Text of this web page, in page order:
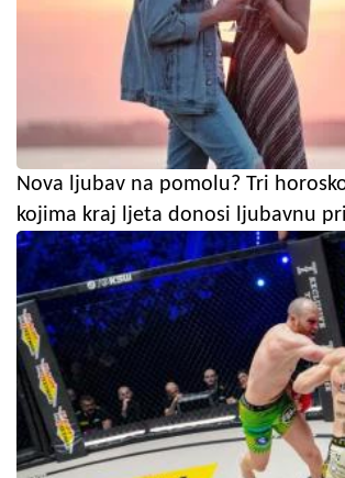
Nova ljubav na pomolu? Tri
kojima kraj ljeta donosi ljubavnu